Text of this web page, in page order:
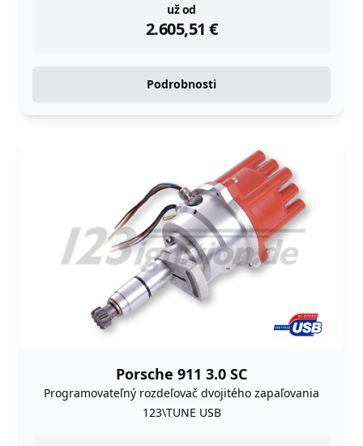
už od
2.605,51 €
instock
Podrobnosti
Porsche 911 3.0 SC
Programovateľný rozdeľovač dvojitého zapaľovania
123\TUNE USB